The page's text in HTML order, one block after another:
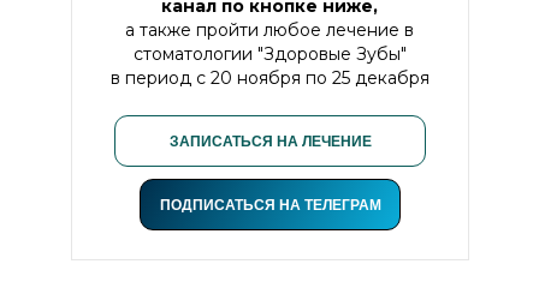
канал по кнопке ниже,
а также пройти любое лечение в
стоматологии "Здоровые Зубы"
в период с 20 ноября по 25 декабря
ПОДПИСАТЬСЯ НА ТЕЛЕГРАМ
ЗАПИСАТЬСЯ НА ЛЕЧЕНИЕ